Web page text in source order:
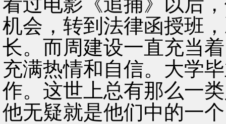
机会，转到法律函授班
长。而周建设一直充当
充满热情和自信。大学
作。这世上总有那么一
他无疑就是他们中的一